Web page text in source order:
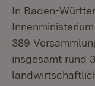
In Baden-
389
insgesamt rund